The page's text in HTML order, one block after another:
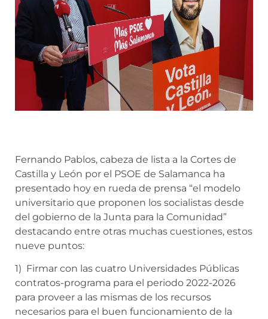
Fernando Pablos, cabeza de lista a la Cortes de
Castilla y León por el PSOE de Salamanca ha
presentado hoy en rueda de prensa “el modelo
universitario que proponen los socialistas desde
del gobierno de la Junta para la Comunidad”
destacando entre otras muchas cuestiones, estos
nueve puntos:
1) Firmar con las cuatro Universidades Públicas
contratos-programa para el periodo 2022-2026
para proveer a las mismas de los recursos
necesarios para el buen funcionamiento de la